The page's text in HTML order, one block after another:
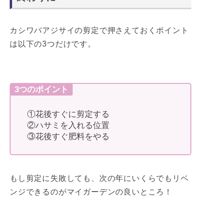
カシワバアジサイの剪定で押さえておくポイント
は以下の3つだけです。
3つのポイント
①花後すぐに剪定する
②ハサミを入れる位置
③花後すぐ肥料をやる
もし剪定に失敗しても、次の年にいくらでもリベ
ンジできるのがマイガーデンの良いところ！